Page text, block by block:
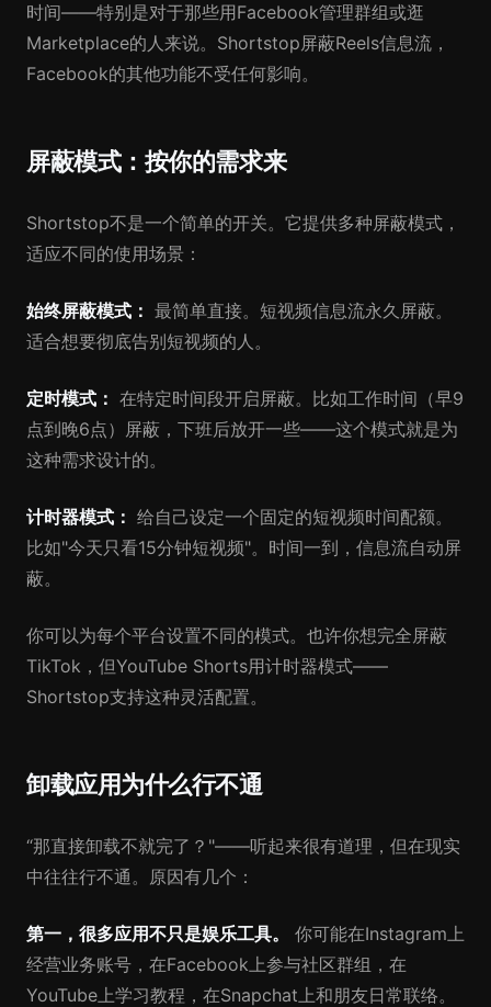
时间——特别是对于那些用Facebook管理群组或逛
Marketplace的人来说。Shortstop屏蔽Reels信息流，
Facebook的其他功能不受任何影响。
屏蔽模式：按你的需求来
Shortstop不是一个简单的开关。它提供多种屏蔽模式，
适应不同的使用场景：
始终屏蔽模式： 最简单直接。短视频信息流永久屏蔽。
适合想要彻底告别短视频的人。
定时模式： 在特定时间段开启屏蔽。比如工作时间（早9
点到晚6点）屏蔽，下班后放开一些——这个模式就是为
这种需求设计的。
计时器模式： 给自己设定一个固定的短视频时间配额。
比如"今天只看15分钟短视频"。时间一到，信息流自动屏
蔽。
你可以为每个平台设置不同的模式。也许你想完全屏蔽
TikTok，但YouTube Shorts用计时器模式——
Shortstop支持这种灵活配置。
卸载应用为什么行不通
“那直接卸载不就完了？"——听起来很有道理，但在现实
中往往行不通。原因有几个：
第一，很多应用不只是娱乐工具。
你可能在Instagram上
经营业务账号，在Facebook上参与社区群组，在
YouTube上学习教程，在Snapchat上和朋友日常联络。